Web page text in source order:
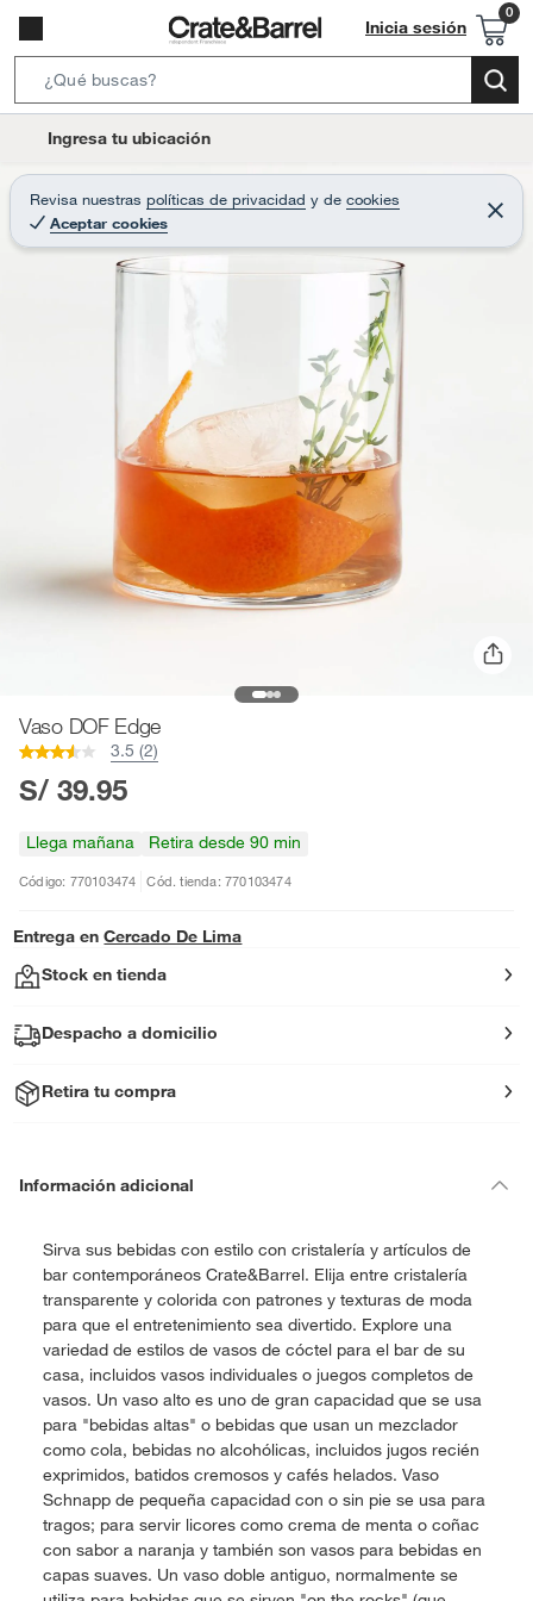
Inicia sesión
e
r
c
t
Ingresa tu ubicación
Revisa nuestras políticas de privacidad y de cookies
Aceptar cookies
C
e
r
Vaso DOF Edge
3.5 (2)
S/ 39.95
Llega mañana Retira desde 90 min
Código: 770103474 Cód. tienda: 770103474
Entrega en Cercado De Lima
Stock en tienda
Despacho a domicilio
Retira tu compra
Información adicional
Sirva sus bebidas con estilo con cristalería y artículos de
bar contemporáneos Crate&Barrel. Elija entre cristalería
transparente y colorida con patrones y texturas de moda
para que el entretenimiento sea divertido. Explore una
variedad de estilos de vasos de cóctel para el bar de su
casa, incluidos vasos individuales o juegos completos de
vasos. Un vaso alto es uno de gran capacidad que se usa
para "bebidas altas" o bebidas que usan un mezclador
como cola, bebidas no alcohólicas, incluidos jugos recién
exprimidos, batidos cremosos y cafés helados. Vaso
Schnapp de pequeña capacidad con o sin pie se usa para
tragos; para servir licores como crema de menta o coñac
con sabor a naranja y también son vasos para bebidas en
capas suaves. Un vaso doble antiguo, normalmente se